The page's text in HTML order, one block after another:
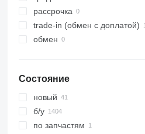
рассрочка
trade-in (обмен с доплатой)
обмен
Состояние
новый
б/у
по запчастям